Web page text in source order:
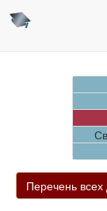
Перечень всех